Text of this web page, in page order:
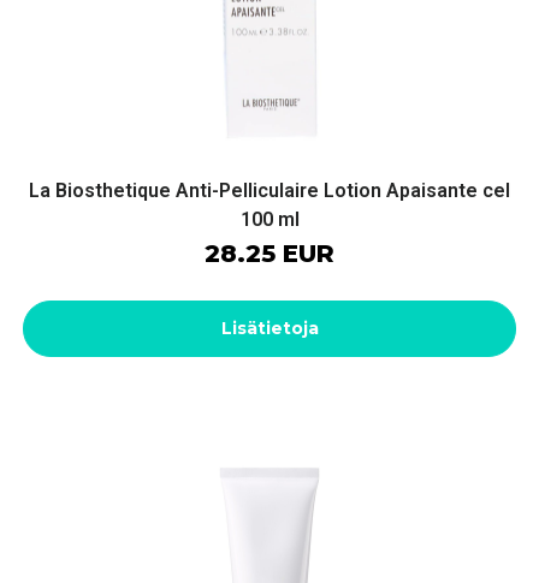
La Biosthetique Anti-Pelliculaire Lotion Apaisante cel
100 ml
28.25 EUR
Lisätietoja